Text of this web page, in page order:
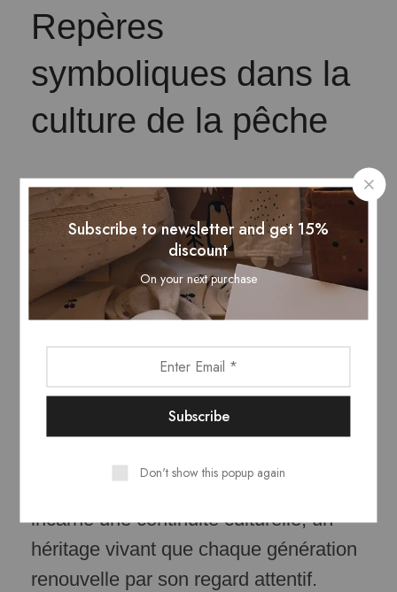
Repères
symboliques dans la
culture de la pêche
Au-delà du seul aspect technique, la
pêche s’inscrit dans un univers
symbolique riche. Les lieux de pêche
deviennent des repères historiques,
parfois sacrés, où se mêlent mythe et
certaines rivières ou lacs portent des
noms qui racontent des légendes
incarne une continuité culturelle, un
héritage vivant que chaque génération
renouvelle par son regard attentif.
Subscribe to newsletter and get 15%
discount
On your next purchase
Don't show this popup again